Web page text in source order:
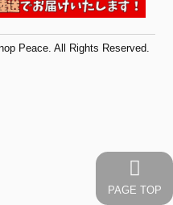
Peace. All Rights Reserved.